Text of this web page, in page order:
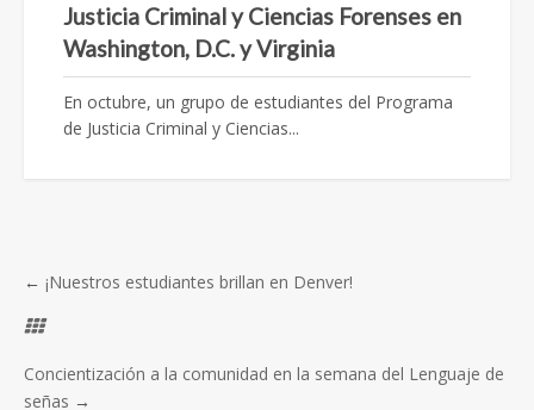
Justicia Criminal y Ciencias Forenses en
Washington, D.C. y Virginia
En octubre, un grupo de estudiantes del Programa
de Justicia Criminal y Ciencias...
← ¡Nuestros estudiantes brillan en Denver!
Concientización a la comunidad en la semana del Lenguaje de
señas →